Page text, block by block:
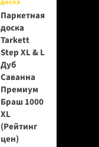
доска
Паркетная
доска
Tarkett
Step XL & L
Дуб
Саванна
Премиум
Браш 1000
XL
(Рейтинг
цен)